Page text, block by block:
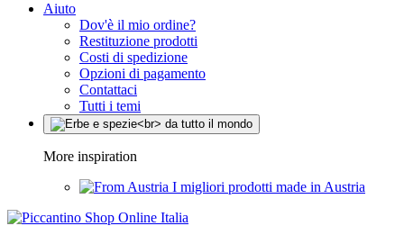
Aiuto
Dov'è il mio ordine?
Restituzione prodotti
Costi di spedizione
Opzioni di pagamento
Contattaci
Tutti i temi
More inspiration
I migliori prodotti made in Austria